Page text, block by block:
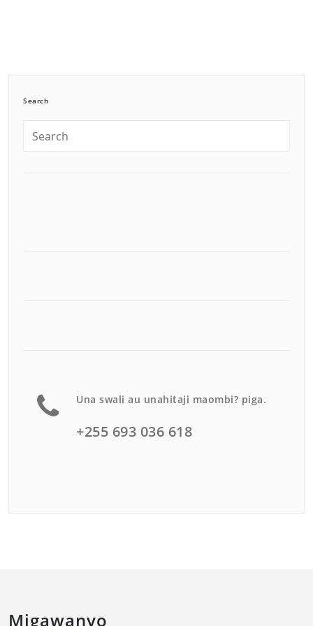
Search
Una swali au unahitaji maombi? piga.
+255 693 036 618
Migawanyo